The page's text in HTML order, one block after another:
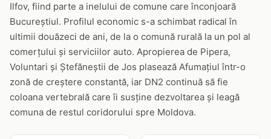
Ilfov, fiind parte a inelului de comune care înconjoară
Bucureștiul. Profilul economic s-a schimbat radical în
ultimii douăzeci de ani, de la o comună rurală la un pol al
comerțului și serviciilor auto. Apropierea de Pipera,
Voluntari și Ștefăneștii de Jos plasează Afumațiul într-o
zonă de creștere constantă, iar DN2 continuă să fie
coloana vertebrală care îi susține dezvoltarea și leagă
comuna de restul coridorului spre Moldova.